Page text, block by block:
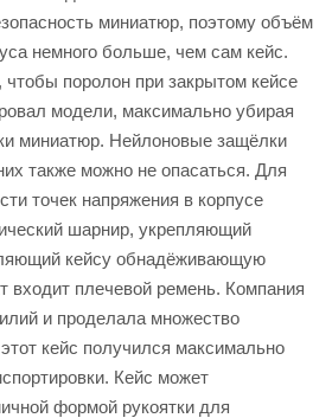
миниатюр, поэтому объём
немного больше, чем сам кейс.
чтобы поролон при закрытом кейсе
модели, максимально убирая
миниатюр. Нейлоновые защёлки
также можно не опасаться. Для
точек напряжения в корпусе
шарнир, укрепляющий
кейсу обнадёживающую
входит плечевой ремень. Компания
и проделала множество
кейс получился максимально
Кейс может
формой рукоятки для